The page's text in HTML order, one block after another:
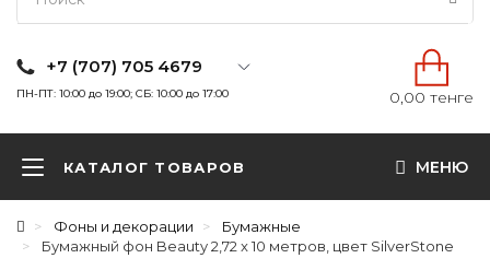
+7 (707) 705 4679
ПН-ПТ: 10:00 до 19:00; СБ: 10:00 до 17:00 0,00 тенге
КАТАЛОГ ТОВАРОВ МЕНЮ
Фоны и декорации
Бумажные
Бумажный фон Beauty 2,72 x 10 метров, цвет SilverStone